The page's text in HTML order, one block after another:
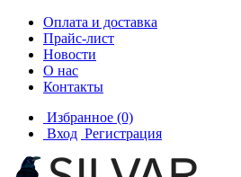
Оплата и доставка
Прайс-лист
Новости
О нас
Контакты
Избранное (0)
Вход Регистрация